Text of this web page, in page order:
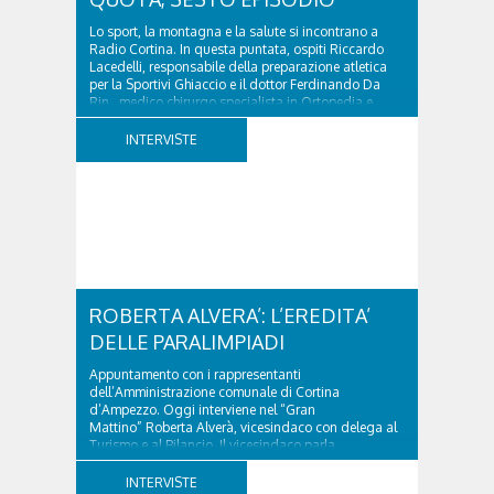
Lo sport, la montagna e la salute si incontrano a
Radio Cortina. In questa puntata, ospiti Riccardo
Lacedelli, responsabile della preparazione atletica
per la Sportivi Ghiaccio e il dottor Ferdinando Da
Rin, medico chirurgo specialista in Ortopedia e
Traumatologia di Ospedale Cortina. GVM...
INTERVISTE
ROBERTA ALVERA’: L’EREDITA’
DELLE PARALIMPIADI
Appuntamento con i rappresentanti
dell’Amministrazione comunale di Cortina
d’Ampezzo. Oggi interviene nel “Gran
Mattino” Roberta Alverà, vicesindaco con delega al
Turismo e al Bilancio. Il vicesindaco parla
dell'eredità delle Paralimpiadi Milano Cortina 2026,
di accessibilità e di come...
INTERVISTE